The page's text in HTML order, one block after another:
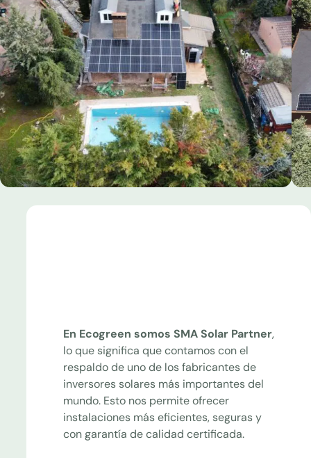
En Ecogreen somos SMA Solar Partner,
lo que significa que contamos con el
respaldo de uno de los fabricantes de
inversores solares más importantes del
mundo. Esto nos permite ofrecer
instalaciones más eficientes, seguras y
con garantía de calidad certificada.